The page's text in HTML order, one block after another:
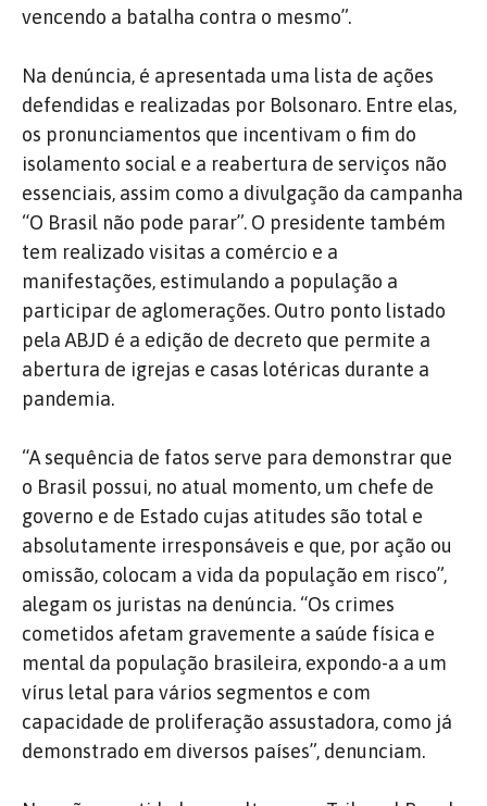
vencendo a batalha contra o mesmo”.
Na denúncia, é apresentada uma lista de ações
defendidas e realizadas por Bolsonaro. Entre elas,
os pronunciamentos que incentivam o fim do
isolamento social e a reabertura de serviços não
essenciais, assim como a divulgação da campanha
“O Brasil não pode parar”. O presidente também
tem realizado visitas a comércio e a
manifestações, estimulando a população a
participar de aglomerações. Outro ponto listado
pela ABJD é a edição de decreto que permite a
abertura de igrejas e casas lotéricas durante a
pandemia.
“A sequência de fatos serve para demonstrar que
o Brasil possui, no atual momento, um chefe de
governo e de Estado cujas atitudes são total e
absolutamente irresponsáveis e que, por ação ou
omissão, colocam a vida da população em risco”,
alegam os juristas na denúncia. “Os crimes
cometidos afetam gravemente a saúde física e
mental da população brasileira, expondo-a a um
vírus letal para vários segmentos e com
capacidade de proliferação assustadora, como já
demonstrado em diversos países”, denunciam.